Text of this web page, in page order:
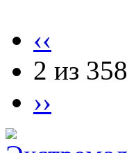
‹‹
2 из 358
››